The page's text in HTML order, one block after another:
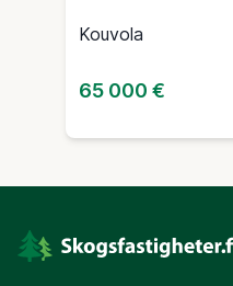
Kouvola
65 000 €